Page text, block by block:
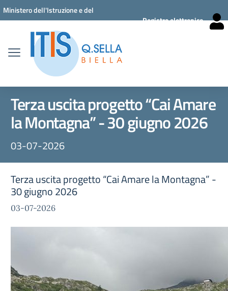
Vai ai contenuti
Vai al menu di navigazione
Vai al footer
Ministero dell'Istruzione e del
Registro elettronico
Terza uscita progetto “Cai Amare
la Montagna” - 30 giugno 2026
03-07-2026
Terza uscita progetto “Cai Amare la Montagna” -
30 giugno 2026
03-07-2026